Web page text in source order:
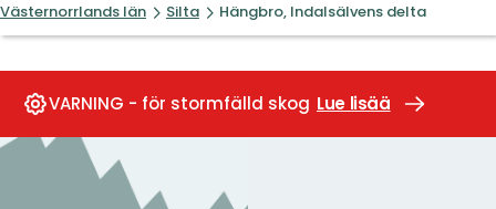
Västernorrlands län Silta Hängbro, Indalsälvens delta
VARNING - för stormfälld skog Lue lisää